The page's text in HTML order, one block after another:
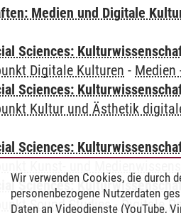
Medien und Digitale
Sciences:
Digitale Kulturen - Medien
Sciences:
Kultur und Ästhetik
Sciences:
Kunst- und
Sciences:
Sound Studies - Digitale
Wir verwenden Cookies, die durch
personenbezogene Nutzerdaten
Daten an Videodienste (YouTube,